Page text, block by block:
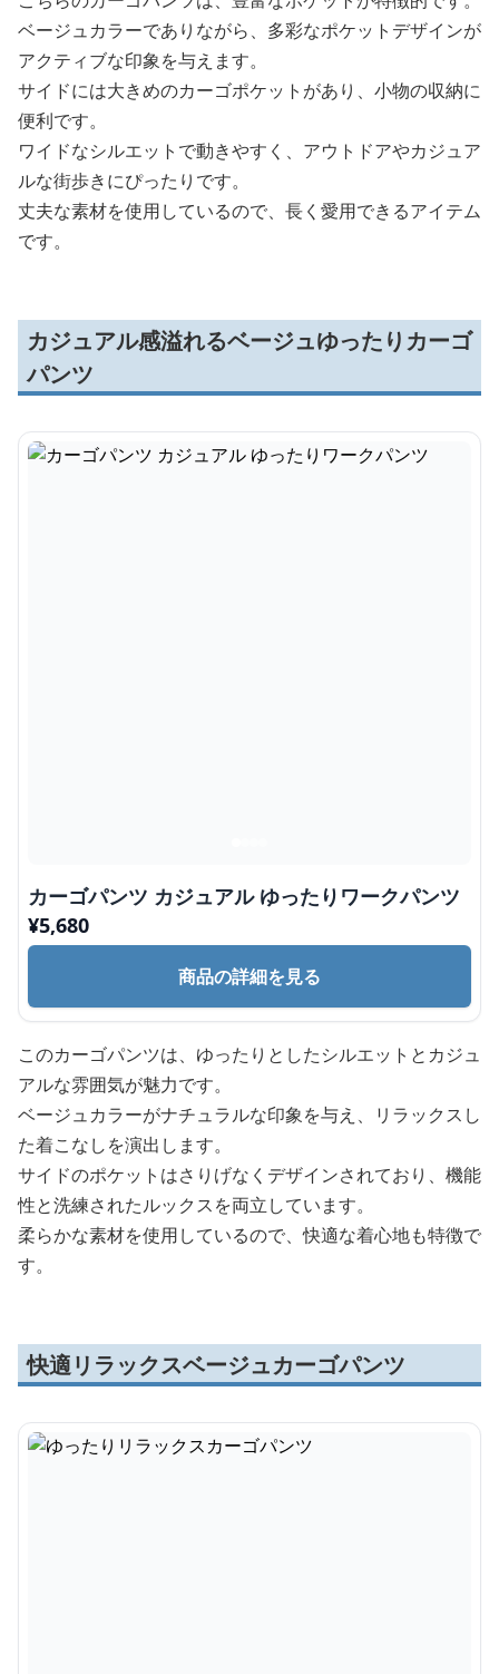
ベージュカラーでありながら、多彩なポケットデザインが
アクティブな印象を与えます。
サイドには大きめのカーゴポケットがあり、小物の収納に
便利です。
ワイドなシルエットで動きやすく、アウトドアやカジュア
ルな街歩きにぴったりです。
丈夫な素材を使用しているので、長く愛用できるアイテム
です。
カジュアル感溢れるベージュゆったりカーゴ
パンツ
カーゴパンツ カジュアル ゆったりワークパンツ
¥5,680
商品の詳細を見る
このカーゴパンツは、ゆったりとしたシルエットとカジュ
アルな雰囲気が魅力です。
ベージュカラーがナチュラルな印象を与え、リラックスし
た着こなしを演出します。
サイドのポケットはさりげなくデザインされており、機能
性と洗練されたルックスを両立しています。
柔らかな素材を使用しているので、快適な着心地も特徴で
す。
快適リラックスベージュカーゴパンツ